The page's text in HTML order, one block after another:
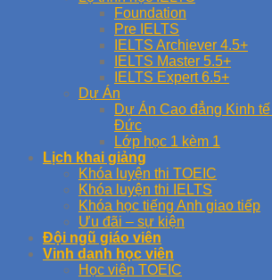
Foundation
Pre IELTS
IELTS Archiever 4.5+
IELTS Master 5.5+
IELTS Expert 6.5+
Dự Án
Dự Án Cao đẳng Kinh
Đức
Lớp học 1 kèm 1
Lịch khai giảng
Khóa luyện thi TOEIC
Khóa luyện thi IELTS
Khóa học tiếng Anh giao tiếp
Ưu đãi – sự kiện
Đội ngũ giáo viên
Vinh danh học viên
Học viên TOEIC